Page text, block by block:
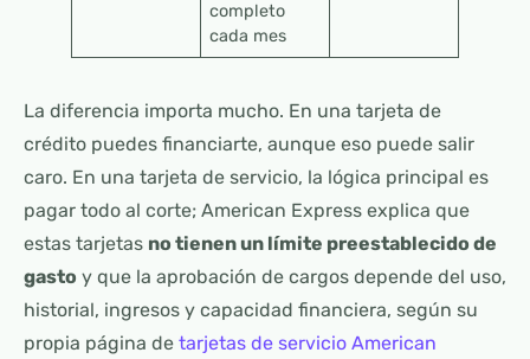
completo
cada mes
La diferencia importa mucho. En una tarjeta de
crédito puedes financiarte, aunque eso puede salir
caro. En una tarjeta de servicio, la lógica principal es
pagar todo al corte; American Express explica que
estas tarjetas no tienen un límite preestablecido de
gasto y que la aprobación de cargos depende del uso,
historial, ingresos y capacidad financiera, según su
propia página de tarjetas de servicio American